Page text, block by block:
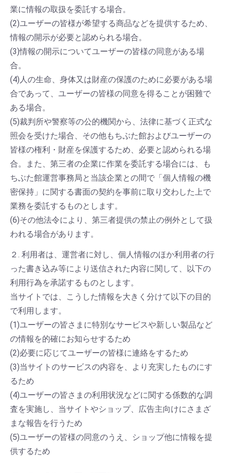
業に情報の取扱を委託する場合。
(2)ユーザーの皆様が希望する商品などを提供するため、
情報の開示が必要と認められる場合。
(3)情報の開示についてユーザーの皆様の同意がある場
合。
(4)人の生命、身体又は財産の保護のために必要がある場
合であって、ユーザーの皆様の同意を得ることが困難で
ある場合。
(5)裁判所や警察等の公的機関から、法律に基づく正式な
照会を受けた場合、その他もちぶた館およびユーザーの
皆様の権利・財産を保護するため、必要と認められる場
合。また、第三者の企業に作業を委託する場合には、も
ちぶた館運営事務局と当該企業との間で「個人情報の機
密保持」に関する書面の契約を事前に取り交わした上で
業務を委託するものとします。
(6)その他法令により、第三者提供の禁止の例外として扱
われる場合があります。
２. 利用者は、運営者に対し、個人情報のほか利用者の行
った書き込み等により送信された内容に関して、以下の
利用行為を承諾するものとします。
当サイトでは、こうした情報を大きく分けて以下の目的
で利用します。
(1)ユーザーの皆さまに特別なサービスや新しい製品など
の情報を的確にお知らせするため
(2)必要に応じてユーザーの皆様に連絡をするため
(3)当サイトのサービスの内容を、より充実したものにす
るため
(4)ユーザーの皆さまの利用状況などに関する係数的な調
査を実施し、当サイトやショップ、広告主向けにさまざ
まな報告を行うため
(5)ユーザーの皆様の同意のうえ、ショップ他に情報を提
供するため